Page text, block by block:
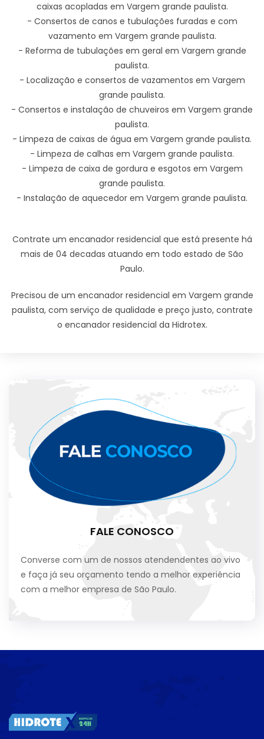
caixas acopladas em Vargem grande paulista.
- Consertos de canos e tubulações furadas e com
vazamento em Vargem grande paulista.
- Reforma de tubulações em geral em Vargem grande
paulista.
- Localização e consertos de vazamentos em Vargem
grande paulista.
- Consertos e instalação de chuveiros em Vargem grande
paulista.
- Limpeza de caixas de água em Vargem grande paulista.
- Limpeza de calhas em Vargem grande paulista.
- Limpeza de caixa de gordura e esgotos em Vargem
grande paulista.
- Instalação de aquecedor em Vargem grande paulista.
Contrate um encanador residencial que está presente há
mais de 04 decadas atuando em todo estado de São
Paulo.
Precisou de um encanador residencial em Vargem grande
paulista, com serviço de qualidade e preço justo, contrate
o encanador residencial da Hidrotex.
FALE CONOSCO
Converse com um de nossos atendendentes ao vivo
e faça já seu orçamento tendo a melhor experiência
com a melhor empresa de São Paulo.